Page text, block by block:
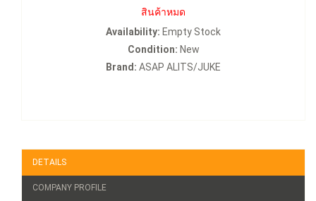
สินค้าหมด
Availability: Empty Stock
Condition: New
Brand: ASAP ALITS/JUKE
DETAILS
COMPANY PROFILE